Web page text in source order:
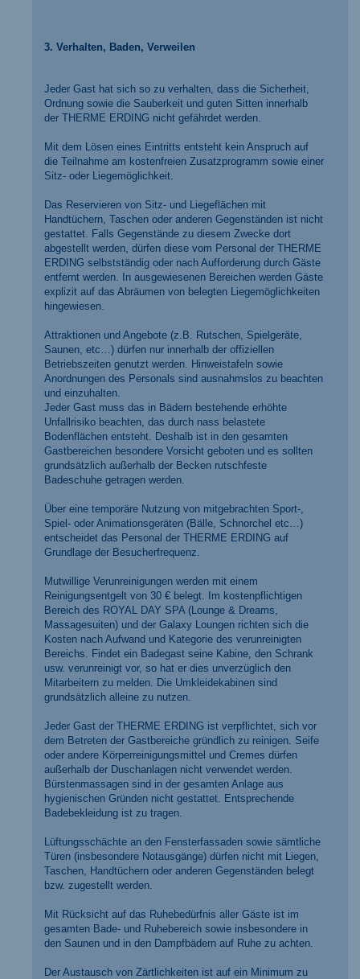
3. Verhalten, Baden, Verweilen
Jeder Gast hat sich so zu verhalten, dass die Sicherheit,
Ordnung sowie die Sauberkeit und guten Sitten innerhalb
der THERME ERDING nicht gefährdet werden.
Mit dem Lösen eines Eintritts entsteht kein Anspruch auf
die Teilnahme am kostenfreien Zusatzprogramm sowie einer
Sitz- oder Liegemöglichkeit.
Das Reservieren von Sitz- und Liegeflächen mit
Handtüchern, Taschen oder anderen Gegenständen ist nicht
gestattet. Falls Gegenstände zu diesem Zwecke dort
abgestellt werden, dürfen diese vom Personal der THERME
ERDING selbstständig oder nach Aufforderung durch Gäste
entfernt werden. In ausgewiesenen Bereichen werden Gäste
explizit auf das Abräumen von belegten Liegemöglichkeiten
hingewiesen.
Attraktionen und Angebote (z.B. Rutschen, Spielgeräte,
Saunen, etc…) dürfen nur innerhalb der offiziellen
Betriebszeiten genutzt werden. Hinweistafeln sowie
Anordnungen des Personals sind ausnahmslos zu beachten
und einzuhalten.
Jeder Gast muss das in Bädern bestehende erhöhte
Unfallrisiko beachten, das durch nass belastete
Bodenflächen entsteht. Deshalb ist in den gesamten
Gastbereichen besondere Vorsicht geboten und es sollten
grundsätzlich außerhalb der Becken rutschfeste
Badeschuhe getragen werden.
Über eine temporäre Nutzung von mitgebrachten Sport-,
Spiel- oder Animationsgeräten (Bälle, Schnorchel etc…)
entscheidet das Personal der THERME ERDING auf
Grundlage der Besucherfrequenz.
Mutwillige Verunreinigungen werden mit einem
Reinigungsentgelt von 30 € belegt. Im kostenpflichtigen
Bereich des ROYAL DAY SPA (Lounge & Dreams,
Massagesuiten) und der Galaxy Loungen richten sich die
Kosten nach Aufwand und Kategorie des verunreinigten
Bereichs. Findet ein Badegast seine Kabine, den Schrank
usw. verunreinigt vor, so hat er dies unverzüglich den
Mitarbeitern zu melden. Die Umkleidekabinen sind
grundsätzlich alleine zu nutzen.
Jeder Gast der THERME ERDING ist verpflichtet, sich vor
dem Betreten der Gastbereiche gründlich zu reinigen. Seife
oder andere Körperreinigungsmittel und Cremes dürfen
außerhalb der Duschanlagen nicht verwendet werden.
Bürstenmassagen sind in der gesamten Anlage aus
hygienischen Gründen nicht gestattet. Entsprechende
Badebekleidung ist zu tragen.
Lüftungsschächte an den Fensterfassaden sowie sämtliche
Türen (insbesondere Notausgänge) dürfen nicht mit Liegen,
Taschen, Handtüchern oder anderen Gegenständen belegt
bzw. zugestellt werden.
Mit Rücksicht auf das Ruhebedürfnis aller Gäste ist im
gesamten Bade- und Ruhebereich sowie insbesondere in
den Saunen und in den Dampfbädern auf Ruhe zu achten.
Der Austausch von Zärtlichkeiten ist auf ein Minimum zu